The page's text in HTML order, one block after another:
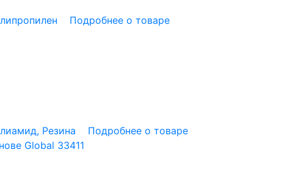
Подробнее о товаре
Резина
Подробнее о товаре
Global 33411